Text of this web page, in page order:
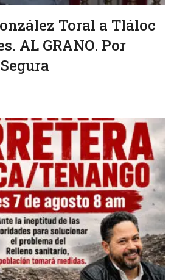
Toral a Tláloc
AL GRANO. Por